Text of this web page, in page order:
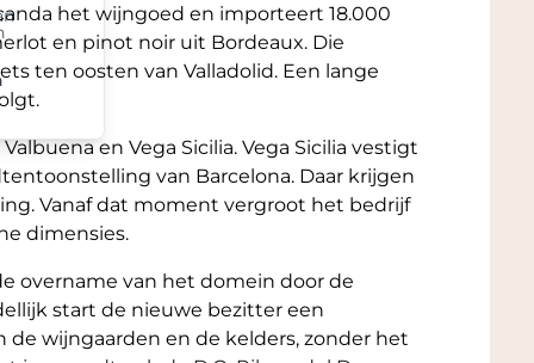
naast de A16, met ruime
informatie en afbeeldingen vindt u in
zoals Robert Parker (The Wine
op onze website via de links
klanten van Grandcruwijnen.
Sicilia Único 2015
het wijngoed en importeert 18.000
en pinot noir uit Bordeaux. Die
ten oosten van Valladolid. Een lange
en Vega Sicilia. Vega Sicilia vestigt
van Barcelona. Daar krijgen
Vanaf dat moment vergroot het bedrijf
dimensies.
overname van het domein door de
start de nieuwe bezitter een
wijngaarden en de kelders, zonder het